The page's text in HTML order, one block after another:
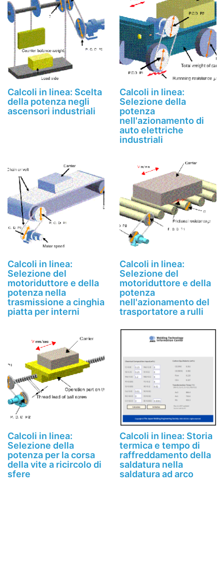
Calcoli in linea: Scelta
della potenza negli
ascensori industriali
Calcoli in linea:
Selezione della
potenza
nell'azionamento di
auto elettriche
industriali
Calcoli in linea:
Selezione del
motoriduttore e della
potenza nella
trasmissione a cinghia
piatta per interni
Calcoli in linea:
Selezione del
motoriduttore e della
potenza
nell'azionamento del
trasportatore a rulli
Calcoli in linea:
Selezione della
potenza per la corsa
della vite a ricircolo di
sfere
Calcoli in linea: Storia
termica e tempo di
raffreddamento della
saldatura nella
saldatura ad arco